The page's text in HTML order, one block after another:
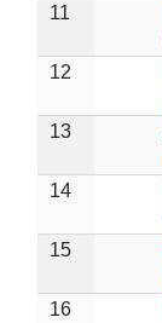
11
12
13
14
15
16